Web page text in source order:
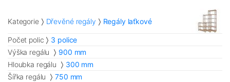
Kategorie Dřevěné regály Regály laťkové
Počet polic
3 police
Výška regálu
900 mm
Hloubka regálu
300 mm
Šířka regálu
750 mm